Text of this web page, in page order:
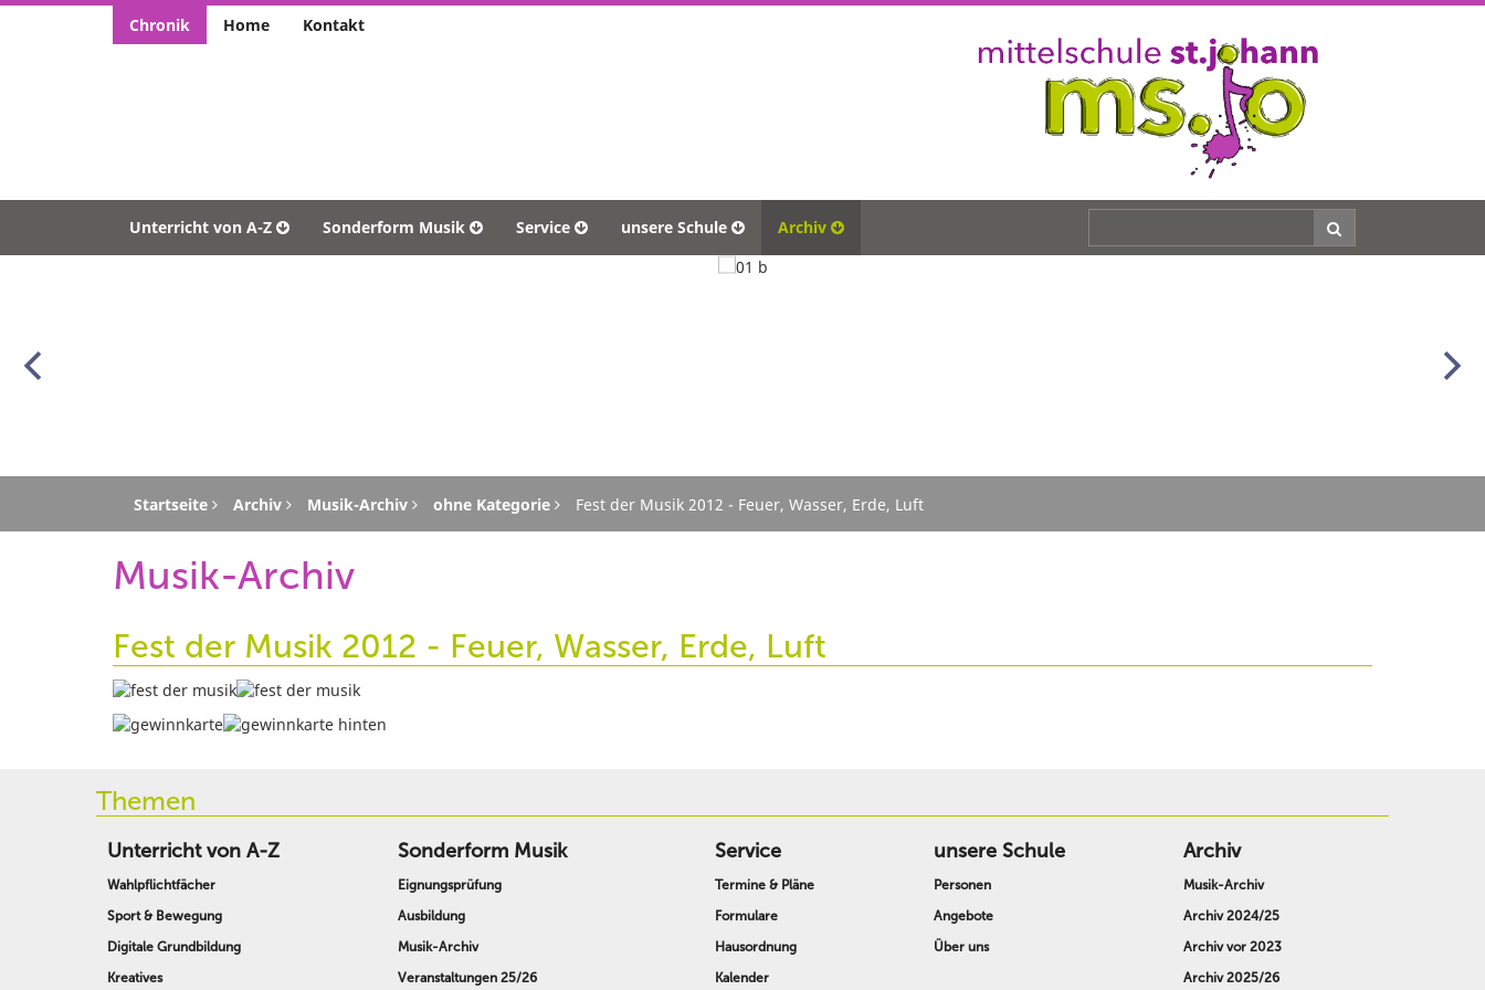
Chronik Home Kontakt
Unterricht von A-Z Sonderform Musik Service unsere Schule Archiv
Startseite Archiv Musik-Archiv ohne Kategorie Fest der Musik 2012 - Feuer, Wasser, Erde, Luft
Musik-Archiv
Fest der Musik 2012 - Feuer, Wasser, Erde, Luft
Themen
Unterricht von A-Z
Wahlpflichtfächer
Sport & Bewegung
Digitale Grundbildung
Kreatives
Sonderform Musik
Eignungsprüfung
Ausbildung
Musik-Archiv
Veranstaltungen 25/26
Service
Termine & Pläne
Formulare
Hausordnung
Kalender
unsere Schule
Personen
Angebote
Über uns
Archiv
Musik-Archiv
Archiv 2024/25
Archiv vor 2023
Archiv 2025/26